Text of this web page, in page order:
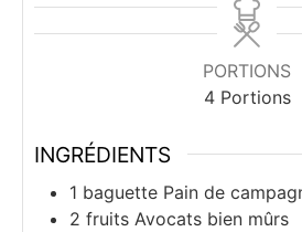
PORTIONS
4 Portions
INGRÉDIENTS
1 baguette Pain de
2 fruits Avocats bien mûrs